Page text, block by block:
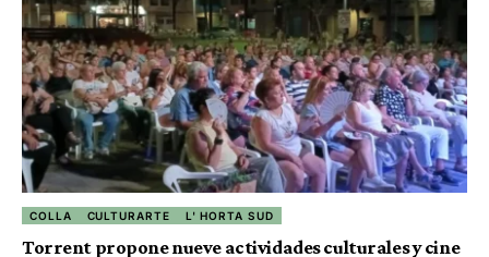
COLLA CULTURARTE L' HORTA SUD
Torrent propone nueve actividades culturales y cine